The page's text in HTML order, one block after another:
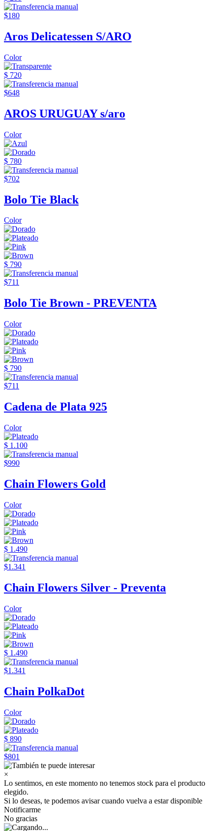
$180
Aros Delicatessen S/ARO
Color
$ 720
$648
AROS URUGUAY s/aro
Color
$ 780
$702
Bolo Tie Black
Color
$ 790
$711
Bolo Tie Brown - PREVENTA
Color
$ 790
$711
Cadena de Plata 925
Color
$ 1.100
$990
Chain Flowers Gold
Color
$ 1.490
$1.341
Chain Flowers Silver - Preventa
Color
$ 1.490
$1.341
Chain PolkaDot
Color
$ 890
$801
×
Lo sentimos, en este momento no tenemos stock para el producto
elegido.
Si lo deseas, te podemos avisar cuando vuelva a estar disponible
Notificarme
No gracias